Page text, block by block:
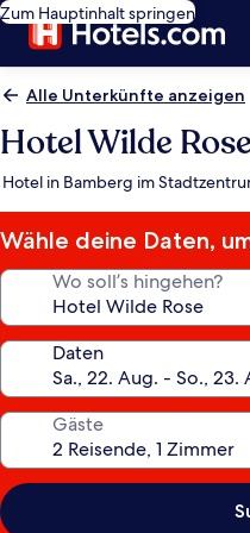
Zum Hauptinhalt springen
Alle Unterkünfte anzeigen
Hotel Wilde Rose
Hotel in Bamberg im
Wähle deine Daten,
Wo soll’s hingehen?
Daten
Gäste